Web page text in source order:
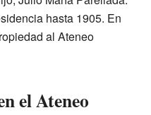
hasta 1905. En
al Ateneo
el Ateneo